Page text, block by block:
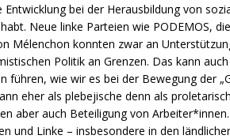
bei der Herausbildung von
Neue linke Parteien wie PODEMOS,
Mélenchon konnten zwar an
Politik an Grenzen. Das kann
führen, wie wir es bei der Bewegung der
eher als plebejische denn als
aber auch Beteiligung von
und Linke – insbesondere in den